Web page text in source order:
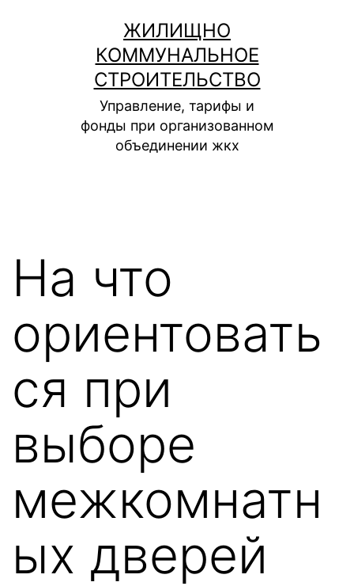
содержимому
ЖИЛИЩНО
КОММУНАЛЬНОЕ
СТРОИТЕЛЬСТВО
Управление, тарифы и
фонды при организованном
объединении жкх
На что
ориентовать
ся при
выборе
межкомнатн
ых дверей